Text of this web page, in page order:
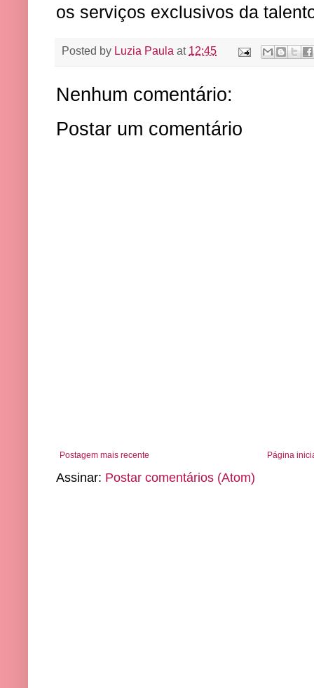
os serviços exclusivos da
Posted by Luzia Paula at 12:45
Nenhum comentário:
Postar um comentário
Postagem mais recente Página
Assinar: Postar comentários (Atom)